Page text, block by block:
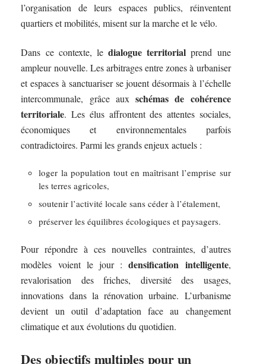
l’organisation de leurs espaces publics, réinventent
quartiers et mobilités, misent sur la marche et le vélo.
Dans ce contexte, ledialogue territorial prend une
ampleur nouvelle. Les arbitrages entre zones à urbaniser
et espaces à sanctuariser se jouent désormais à l’échelle
intercommunale, grâce auxschémas de cohérence
territoriale. Les élus affrontent des attentes sociales,
économiques et environnementales parfois
contradictoires. Parmi les grands enjeux actuels :
loger la population tout en maîtrisant l’emprise sur
les terres agricoles,
soutenir l’activité locale sans céder à l’étalement,
préserver les équilibres écologiques et paysagers.
Pour répondre à ces nouvelles contraintes, d’autres
modèles voient le jour :densification intelligente,
revalorisation des friches, diversité des usages,
innovations dans la rénovation urbaine. L’urbanisme
devient un outil d’adaptation face au changement
climatique et aux évolutions du quotidien.
Des objectifs multiples pour un